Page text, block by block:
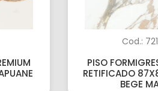
Cod.:
PISO
RETIFICADO
BEGE